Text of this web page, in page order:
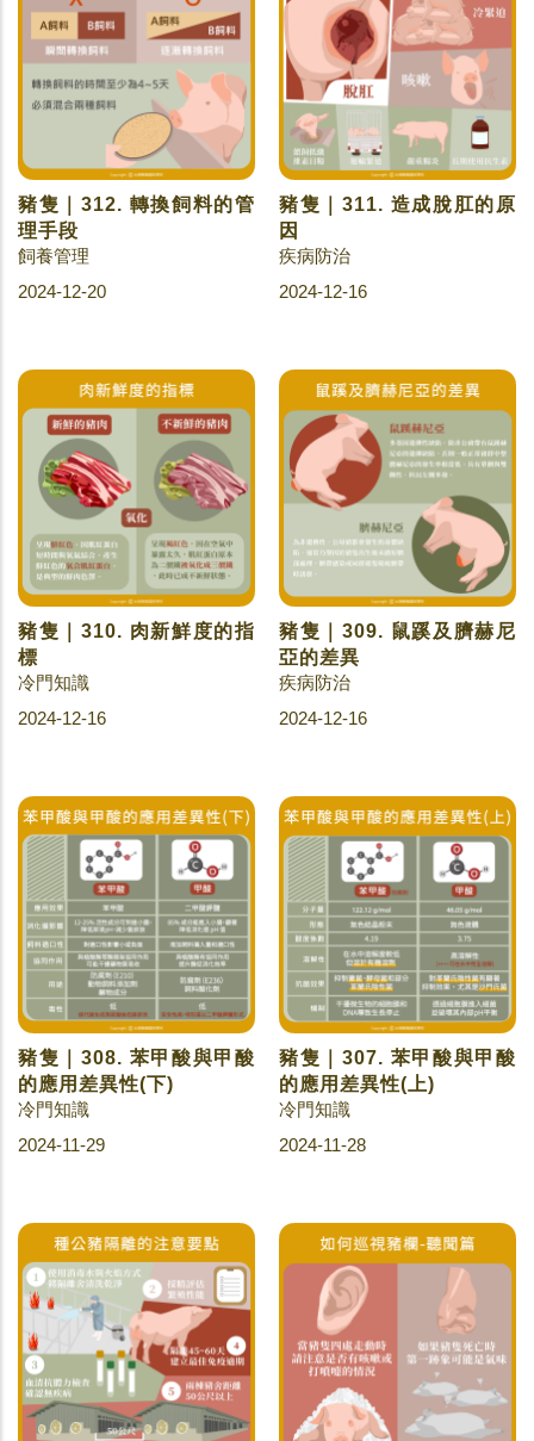
豬隻｜312. 轉換飼料的管
理手段
飼養管理
2024-12-20
豬隻｜311. 造成脫肛的原
因
疾病防治
2024-12-16
豬隻｜310. 肉新鮮度的指
標
冷門知識
2024-12-16
豬隻｜309. 鼠蹊及臍赫尼
亞的差異
疾病防治
2024-12-16
豬隻｜308. 苯甲酸與甲酸
的應用差異性(下)
冷門知識
2024-11-29
豬隻｜307. 苯甲酸與甲酸
的應用差異性(上)
冷門知識
2024-11-28